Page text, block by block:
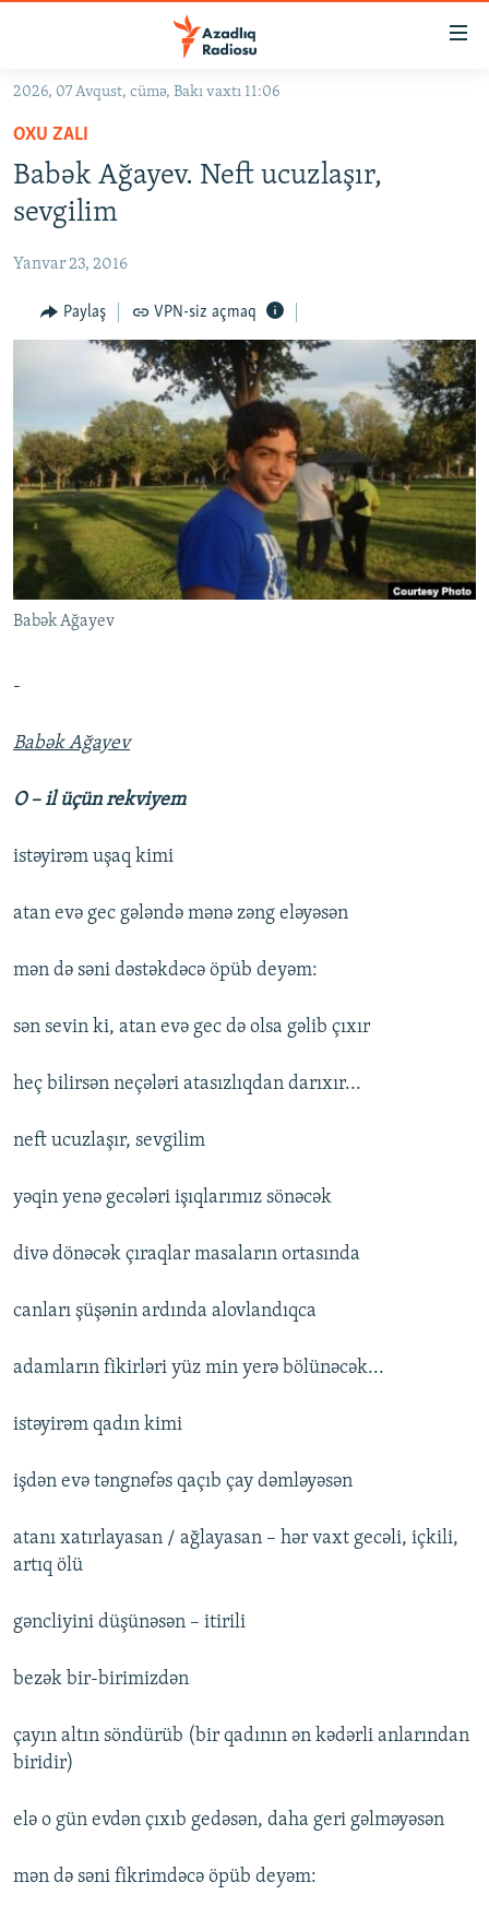
Əsas
qayıt
Əsas
naviqasiyaya
qayıt
#İZAHLA
KORRUPSIOMETR
#ƏSLINDƏ
FƏRQƏ BAX
QANUNI DOĞRU
ARAŞDIRMA
MULTIMEDIA
VIDEO
FOTOQALEREYA
İNFOQRAFIKA
KARIKATURA
RADIO ARXIV
OXU ZALI
AZƏRBAYCAN ƏDƏBIYYATI KITABXANASI
İSLAM VƏ DEMOKRATIYA
İZ - MƏDƏNIYYƏT PROQRAMI
HAQQIMIZDA
MISSIYAMIZ
PEŞƏ ETIKASI VƏ JURNALISTIKA STANDARTLARIMIZ
MATERIALLARIMIZDAN ISTIFADƏ
AZADLIQRADIOSU MOBIL TELEFONUNUZDA
BIZI IZLƏ
RFE/RL-in bütün saytları
2026, 07 Avqust, cümə, Bakı vaxtı 11:06
OXU ZALI
Babək Ağayev. Neft ucuzlaşır,
sevgilim
Yanvar 23, 2016
Paylaş VPN-siz açmaq
Babək Ağayev
-
Babək Ağayev
O – il üçün rekviyem
istəyirəm uşaq kimi
atan evə gec gələndə mənə zəng eləyəsən
mən də səni dəstəkdəcə öpüb deyəm:
sən sevin ki, atan evə gec də olsa gəlib çıxır
heç bilirsən neçələri atasızlıqdan darıxır...
neft ucuzlaşır, sevgilim
yəqin yenə gecələri işıqlarımız sönəcək
divə dönəcək çıraqlar masaların ortasında
canları şüşənin ardında alovlandıqca
adamların fikirləri yüz min yerə bölünəcək...
istəyirəm qadın kimi
işdən evə təngnəfəs qaçıb çay dəmləyəsən
atanı xatırlayasan / ağlayasan – hər vaxt gecəli, içkili,
artıq ölü
gəncliyini düşünəsən – itirili
bezək bir-birimizdən
çayın altın söndürüb (bir qadının ən kədərli anlarından
biridir)
elə o gün evdən çıxıb gedəsən, daha geri gəlməyəsən
mən də səni fikrimdəcə öpüb deyəm: